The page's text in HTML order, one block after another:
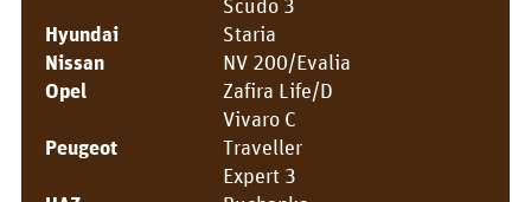
Hyundai
Staria
Nissan
NV 200/Evalia
Opel
Zafira Life/D
Vivaro C
Peugeot
Traveller
Expert 3